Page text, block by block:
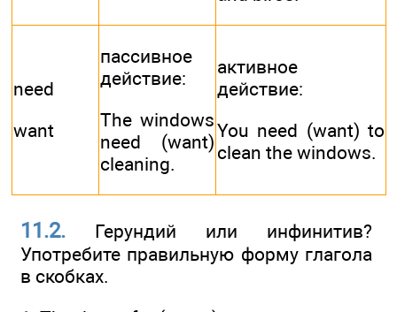
need
want
пассивное
действие:
The windows
need (want)
cleaning.
активное
действие:
You need (want) to
clean the windows.
11.2. Герундий или инфинитив?
Употребите правильную форму глагола
в скобках.